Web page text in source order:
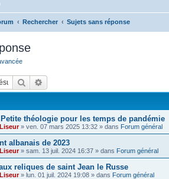
Rechercher Sujets sans réponse
Rechercher
théologie pour les temps de pandémie
» ven. 07 mars 2025 13:32 » dans Forum général
albanais de 2023
» sam. 13 juil. 2024 16:37 » dans Forum général
reliques de saint Jean le Russe
» lun. 01 juil. 2024 19:08 » dans Forum général